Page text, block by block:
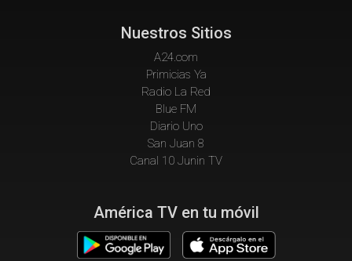
Nuestros Sitios
A24.com
Primicias Ya
Radio La Red
Blue FM
Diario Uno
San Juan 8
Canal 10 Junin TV
América TV en tu móvil